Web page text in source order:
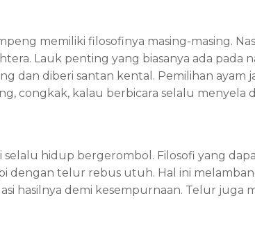
memiliki filosofinya masing-masing.
Lauk penting yang biasanya ada pada
dan diberi santan kental. Pemilihan ayam
congkak, kalau berbicara selalu menyela
hidup bergerombol. Filosofi yang
dengan telur rebus utuh. Hal ini
hasilnya demi kesempurnaan. Telur juga